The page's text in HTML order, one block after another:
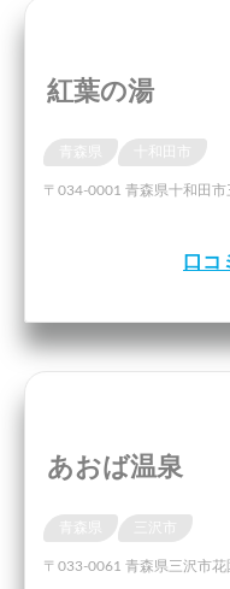
紅葉の湯
青森県
〒034-0001 青森県十和田市
口コ
あおば温泉
青森県
〒033-0061 青森県三沢市花